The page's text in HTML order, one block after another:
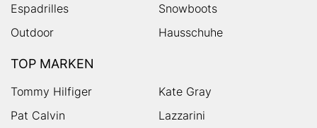
Espadrilles
Snowboots
Outdoor
Hausschuhe
TOP MARKEN
Tommy Hilfiger
Kate Gray
Pat Calvin
Lazzarini